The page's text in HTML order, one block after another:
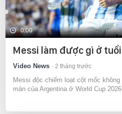
0:00
Messi làm được gì ở
Video News 2 tháng trước
Messi độc chiếm loạt cột mốc
màn của Argentina ở World Cup